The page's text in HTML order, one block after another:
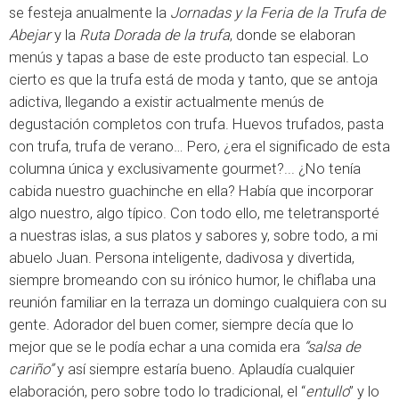
se festeja anualmente la Jornadas y la Feria de la Trufa de
Abejary la Ruta Dorada de la trufa, donde se elaboran
menús y tapas a base de este producto tan especial. Lo
cierto es que la trufa está de moda y tanto, que se antoja
adictiva, llegando a existir actualmente menús de
degustación completos con trufa. Huevos trufados, pasta
con trufa, trufa de verano… Pero, ¿era el significado de esta
columna única y exclusivamente gourmet?... ¿No tenía
cabida nuestro guachinche en ella? Había que incorporar
algo nuestro, algo típico. Con todo ello, me teletransporté
a nuestras islas, a sus platos y sabores y, sobre todo, a mi
abuelo Juan. Persona inteligente, dadivosa y divertida,
siempre bromeando con su irónico humor, le chiflaba una
reunión familiar en la terraza un domingo cualquiera con su
gente. Adorador del buen comer, siempre decía que lo
mejor que se le podía echar a una comida era “salsa de
cariño”y así siempre estaría bueno. Aplaudía cualquier
elaboración, pero sobre todo lo tradicional, el “entullo” y lo